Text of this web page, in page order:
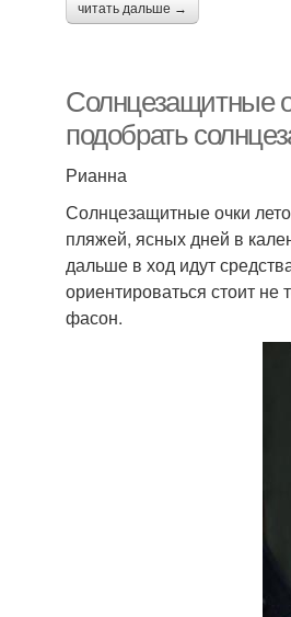
читать дальше →
Солнцезащитные
подобрать
Рианна
Солнцезащитные очки
пляжей, ясных дней в
дальше в ход идут
ориентироваться стоит
фасон.